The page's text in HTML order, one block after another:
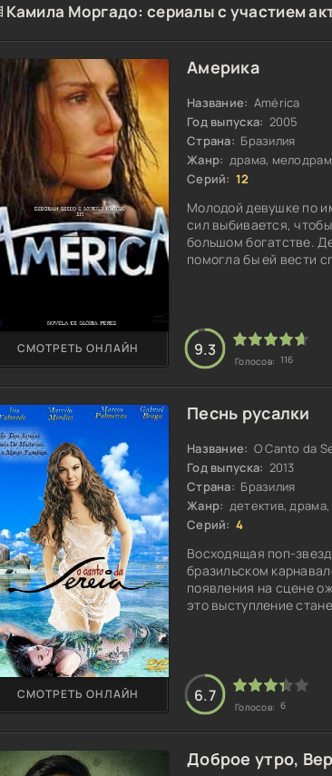
Камила Моргадо: сериалы с участием
Америка
Название: América
Год выпуска: 2005
Страна: Бразилия
Жанр: драма,
Серий: 12
Молодой девушке по
сил выбивается,
большом богатстве.
помогла бы ей вести
СМОТРЕТЬ ОНЛАЙН 9.3
Голосов: 116
Песнь русалки
Название: O Canto da
Год выпуска: 2013
Страна: Бразилия
Жанр: детектив,
Серий: 4
Восходящая поп-
бразильском
появления на сцене
это выступление
СМОТРЕТЬ ОНЛАЙН 6.7
Голосов: 6
Доброе утро,